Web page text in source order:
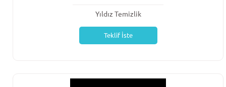
Yıldız Temizlik
Teklif İste